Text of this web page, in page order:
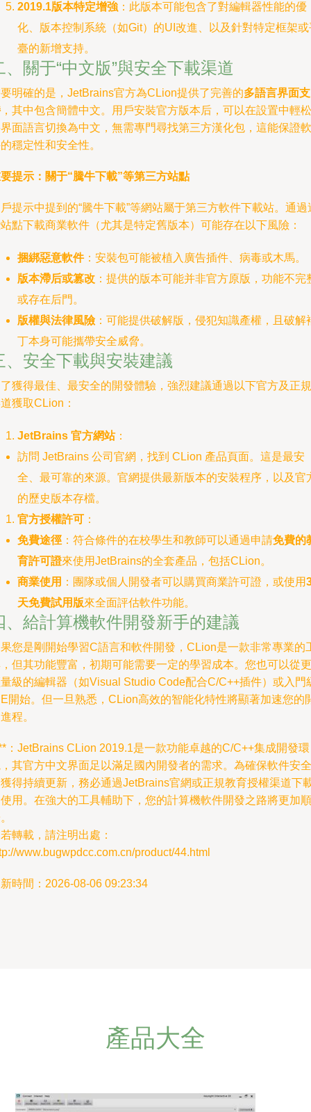
2019.1版本特定增強 ：此版本可能包含了對編輯器性能的優
化、版本控制系統（如Git）的UI改進、以及針對特定框架或
臺的新增支持。
、關于“中文版”與安全下載渠道
明確的是，JetBrains官方為CLion提供了完善的多語言界面支
，其中包含簡體中文。用戶安裝官方版本后，可以在設置中輕松
面語言切換為中文，無需專門尋找第三方漢化包，這能保證軟
穩定性和安全性。
提示：關于“騰牛下載”等第三方站點
提示中提到的“騰牛下載”等網站屬于第三方軟件下載站。通過
點下載商業軟件（尤其是特定舊版本）可能存在以下風險：
捆綁惡意軟件：安裝包可能被植入廣告插件、病毒或木馬。
版本滯后或篡改 ：提供的版本可能并非官方原版，功能不完
或存在后門。
版權與法律風險 ：可能提供破解版，侵犯知識產權，且破解
丁本身可能攜帶安全威脅。
、安全下載與安裝建議
獲得最佳、最安全的開發體驗，強烈建議通過以下官方及正規
獲取CLion：
JetBrains 官方網站：
訪問 JetBrains 公司官網，找到 CLion 產品頁面。這是最安
全、最可靠的來源。官網提供最新版本的安裝程序，以及官
的歷史版本存檔。
官方授權許可 ：
免費途徑 ：符合條件的在校學生和教師可以通過申請免費的
育許可證來使用JetBrains的全套產品，包括CLion。
商業使用 ：團隊或個人開發者可以購買商業許可證，或使用
天免費試用版來全面評估軟件功能。
、給計算機軟件開發新手的建議
您是剛開始學習C語言和軟件開發，CLion是一款非常專業的
但其功能豐富，初期可能需要一定的學習成本。您也可以從更
級的編輯器（如Visual Studio Code配合C/C++插件）或入門
開始。但一旦熟悉，CLion高效的智能化特性將顯著加速您的
程。
：JetBrains CLion 2019.1是一款功能卓越的C/C++集成開發環
其官方中文界面足以滿足國內開發者的需求。為確保軟件安全
得持續更新，務必通過JetBrains官網或正規教育授權渠道下
用。在強大的工具輔助下，您的計算機軟件開發之路將更加順
轉載，請注明出處：
www.bugwpdcc.com.cn/product/44.html
時間：2026-08-06 09:23:34
產品大全